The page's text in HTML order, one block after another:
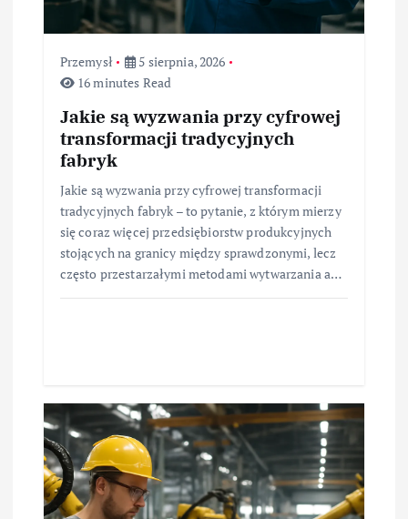
Przemysł
5 sierpnia, 2026
16 minutes Read
Jakie są wyzwania przy cyfrowej
transformacji tradycyjnych
fabryk
Jakie są wyzwania przy cyfrowej transformacji
tradycyjnych fabryk – to pytanie, z którym mierzy
się coraz więcej przedsiębiorstw produkcyjnych
stojących na granicy między sprawdzonymi, lecz
często przestarzałymi metodami wytwarzania a…